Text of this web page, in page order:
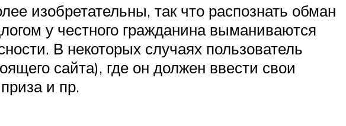
изобретательны, так что распознать обман
у честного гражданина выманиваются
В некоторых случаях пользователь
сайта), где он должен ввести свои
и пр.